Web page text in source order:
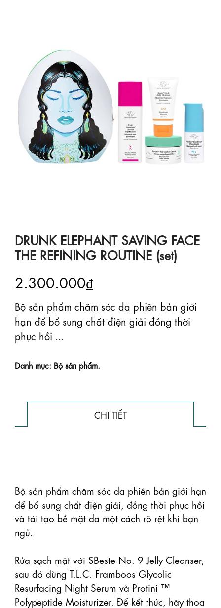
DRUNK ELEPHANT SAVING FACE
THE REFINING ROUTINE (set)
2.300.000₫
Bộ sản phẩm chăm sóc da phiên bản giới
hạn để bổ sung chất điện giải đồng thời
phục hồi ...
Danh mục: Bộ sản phẩm.
CHI TIẾT
Bộ sản phẩm chăm sóc da phiên bản giới hạn
để bổ sung chất điện giải, đồng thời phục hồi
và tái tạo bề mặt da một cách rõ rệt khi bạn
ngủ.
Rửa sạch mặt với SBeste No. 9 Jelly Cleanser,
sau đó dùng T.L.C. Framboos Glycolic
Resurfacing Night Serum và Protini ™
Polypeptide Moisturizer. Để kết thúc, hãy thoa